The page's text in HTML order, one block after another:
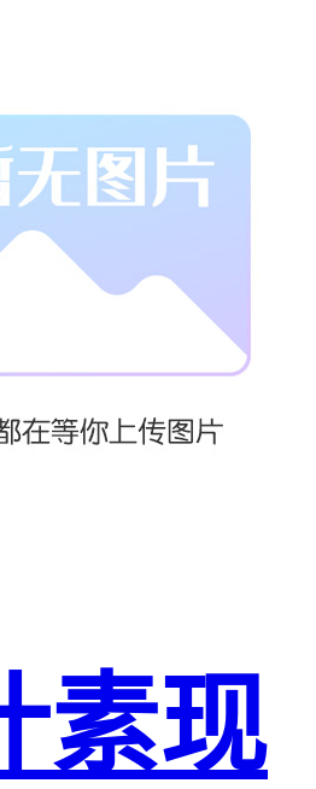
素现